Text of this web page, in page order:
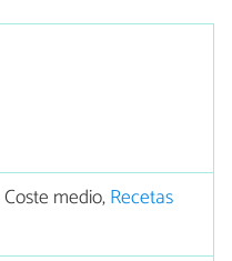
Coste medio,Recetas